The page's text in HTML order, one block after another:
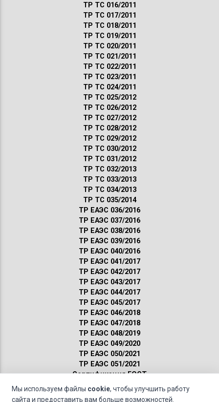
ТР ТС 016/2011
ТР ТС 017/2011
ТР ТС 018/2011
ТР ТС 019/2011
ТР ТС 020/2011
ТР ТС 021/2011
ТР ТС 022/2011
ТР ТС 023/2011
ТР ТС 024/2011
ТР ТС 025/2012
ТР ТС 026/2012
ТР ТС 027/2012
ТР ТС 028/2012
ТР ТС 029/2012
ТР ТС 030/2012
ТР ТС 031/2012
ТР ТС 032/2013
ТР ТС 033/2013
ТР ТС 034/2013
ТР ТС 035/2014
ТР ЕАЭС 036/2016
ТР ЕАЭС 037/2016
ТР ЕАЭС 038/2016
ТР ЕАЭС 039/2016
ТР ЕАЭС 040/2016
ТР ЕАЭС 041/2017
ТР ЕАЭС 042/2017
ТР ЕАЭС 043/2017
ТР ЕАЭС 044/2017
ТР ЕАЭС 045/2017
ТР ЕАЭС 046/2018
ТР ЕАЭС 047/2018
ТР ЕАЭС 048/2019
ТР ЕАЭС 049/2020
ТР ЕАЭС 050/2021
ТР ЕАЭС 051/2021
Сертификация ГОСТ
Санитарные нормы
Пожарные нормы
Мы используем файлы cookie, чтобы улучшить работу
сайта и предоставить вам больше возможностей.